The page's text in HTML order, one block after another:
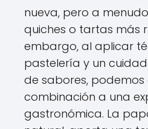
nueva, pero a
quiches o tartas más
embargo, al aplicar
pastelería y un
de sabores, podemos
combinación a una
gastronómica. La